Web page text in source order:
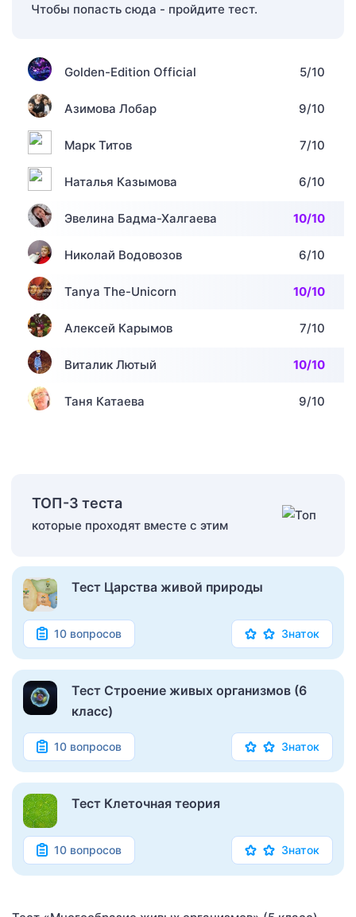
Чтобы попасть сюда - пройдите тест.
Golden-Edition Official 5/10
Азимова Лобар 9/10
Марк Титов 7/10
Наталья Казымова 6/10
Эвелина Бадма-Халгаева 10/10
Николай Водовозов 6/10
Tanya The-Unicorn 10/10
Алексей Карымов 7/10
Виталик Лютый 10/10
Таня Катаева 9/10
ТОП-3 теста
которые проходят вместе с этим
Тест Царства живой природы
10 вопросов Знаток
Тест Строение живых организмов (6
класс)
10 вопросов Знаток
Тест Клеточная теория
10 вопросов Знаток